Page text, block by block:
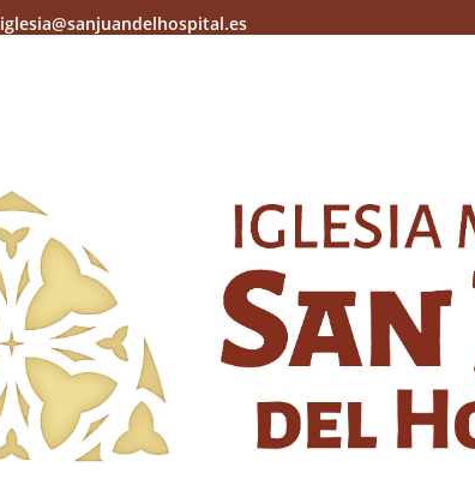
iglesia@sanjuandelhospital.es